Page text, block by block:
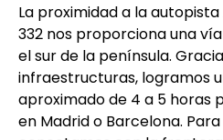
La proximidad a la
332 nos proporciona una
el sur de la península.
infraestructuras, logramos
aproximado de 4 a 5 horas
en Madrid o Barcelona.